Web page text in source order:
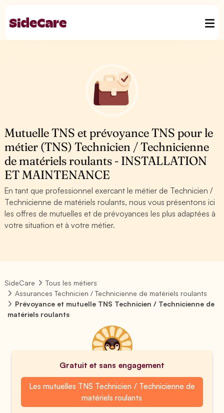
Mutuelle TNS et prévoyance TNS pour le
métier (TNS) Technicien / Technicienne
de matériels roulants - INSTALLATION
ET MAINTENANCE
En tant que professionnel exercant le métier de Technicien /
Technicienne de matériels roulants, nous vous présentons ici
les offres de mutuelles et de prévoyances les plus adaptées à
votre situation et à votre métier.
SideCare
Tous les métiers
Assurances Technicien / Technicienne de matériels roulants
Prévoyance et mutuelle TNS Technicien / Technicienne de
matériels roulants
Gratuit et sans engagement
Les mutuelles TNS Technicien / Technicienne de
matériels roulants